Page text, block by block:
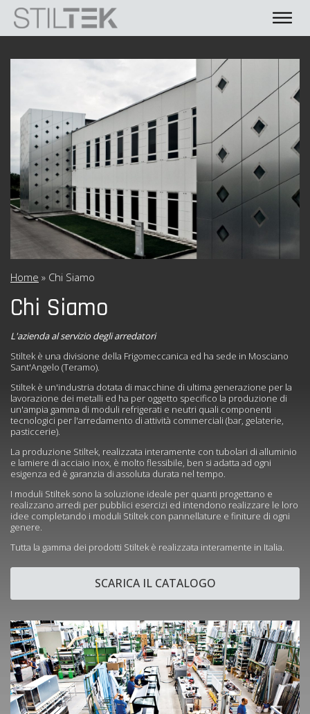
Home » Chi Siamo
Chi Siamo
L'azienda al servizio degli arredatori
Stiltek è una divisione della Frigomeccanica ed ha sede in Mosciano
Sant'Angelo (Teramo).
Stiltek è un'industria dotata di macchine di ultima generazione per la
lavorazione dei metalli ed ha per oggetto specifico la produzione di
un'ampia gamma di moduli refrigerati e neutri quali componenti
tecnologici per l'arredamento di attività commerciali (bar, gelaterie,
pasticcerie).
La produzione Stiltek, realizzata interamente con tubolari di alluminio
e lamiere di acciaio inox, è molto flessibile, ben si adatta ad ogni
esigenza ed è garanzia di assoluta durata nel tempo.
I moduli Stiltek sono la soluzione ideale per quanti progettano e
realizzano arredi per pubblici esercizi ed intendono realizzare le loro
idee completando i moduli Stiltek con pannellature e finiture di ogni
genere.
Tutta la gamma dei prodotti Stiltek è realizzata interamente in Italia.
SCARICA IL CATALOGO